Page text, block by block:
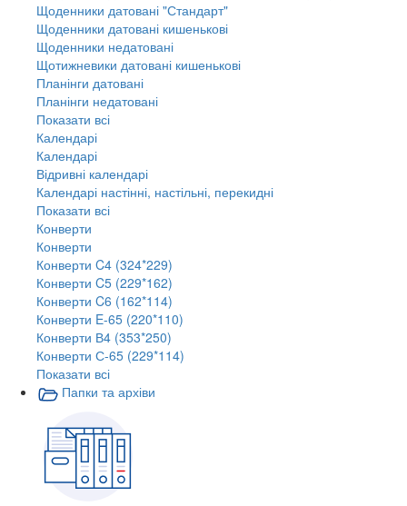
Щоденники датовані "Стандарт"
Щоденники датовані кишенькові
Щоденники недатовані
Щотижневики датовані кишенькові
Планінги датовані
Планінги недатовані
Показати всі
Календарі
Календарі
Відривні календарі
Календарі настінні, настільні, перекидні
Показати всі
Конверти
Конверти
Конверти C4 (324*229)
Конверти C5 (229*162)
Конверти C6 (162*114)
Конверти E-65 (220*110)
Конверти В4 (353*250)
Конверти С-65 (229*114)
Показати всі
Папки та архіви